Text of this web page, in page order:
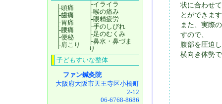
├頭痛
├歯痛
├胃痛
├腰痛
├便秘
├肩こり
├イライラ
├喉の痛み
├眼精疲労
├手のしびれ
├足のむくみ
├鼻水・鼻づま
り
子どもすいな整体
ファン鍼灸院
大阪府大阪市天王寺区小橋町
2-12
06-6768-8686
状に合わせ
とができま
また、実際
すので、
腹部を圧迫
横向き体勢